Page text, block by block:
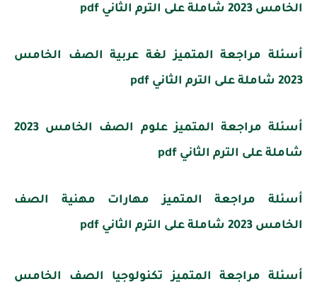
الخامس 2023 شاملة على الترم الثاني pdf
أسئلة مراجعة المتميز لغة عربية الصف الخامس
2023 شاملة على الترم الثاني pdf
أسئلة مراجعة المتميز علوم الصف الخامس 2023
شاملة على الترم الثاني pdf
أسئلة مراجعة المتميز مهارات مهنية الصف
الخامس 2023 شاملة على الترم الثاني pdf
أسئلة مراجعة المتميز تكنولوجيا الصف الخامس